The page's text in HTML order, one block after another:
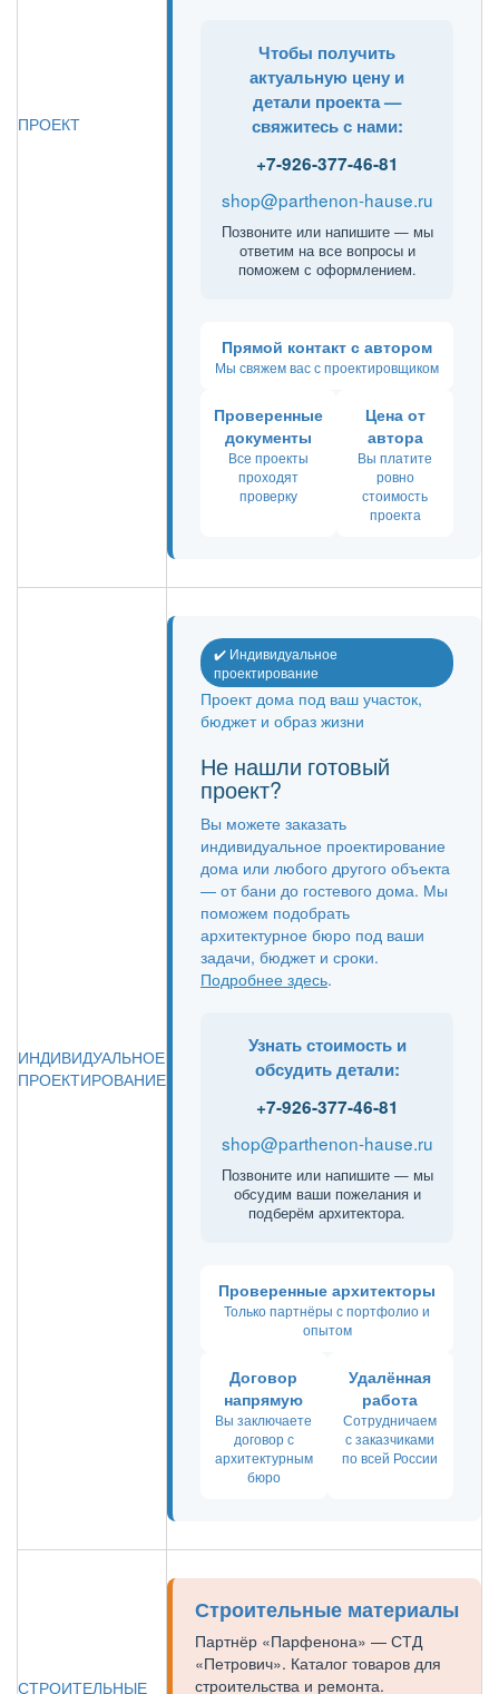
ПРОЕКТ
Чтобы получить
актуальную цену и
детали проекта —
свяжитесь с нами:
+7-926-377-46-81
shop@parthenon-hause.ru
Позвоните или напишите — мы
ответим на все вопросы и
поможем с оформлением.
Прямой контакт с автором
Мы свяжем вас с проектировщиком
Проверенные
документы
Все проекты
проходят
проверку
Цена от
автора
Вы платите
ровно
стоимость
проекта
ИНДИВИДУАЛЬНОЕ
ПРОЕКТИРОВАНИЕ
✔️ Индивидуальное
проектирование
Проект дома под ваш участок,
бюджет и образ жизни
Не нашли готовый
проект?
Вы можете заказать
индивидуальное проектирование
дома или любого другого объекта
— от бани до гостевого дома. Мы
поможем подобрать
архитектурное бюро под ваши
задачи, бюджет и сроки.
Подробнее здесь.
Узнать стоимость и
обсудить детали:
+7-926-377-46-81
shop@parthenon-hause.ru
Позвоните или напишите — мы
обсудим ваши пожелания и
подберём архитектора.
Проверенные архитекторы
Только партнёры с портфолио и
опытом
Договор
напрямую
Вы заключаете
договор с
архитектурным
бюро
Удалённая
работа
Сотрудничаем
с заказчиками
по всей России
СТРОИТЕЛЬНЫЕ
Строительные материалы
Партнёр «Парфенона» — СТД
«Петрович». Каталог товаров для
строительства и ремонта.